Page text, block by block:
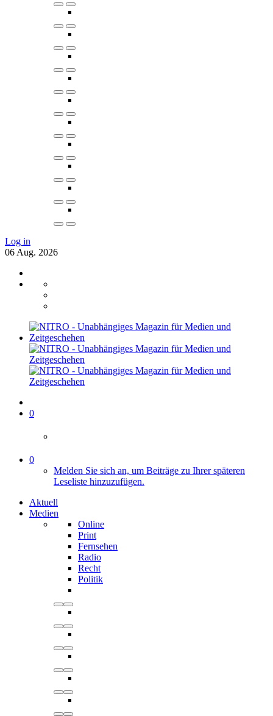
Log in
06 Aug. 2026
0
0
Melden Sie sich an, um Beiträge zu Ihrer späteren
Leseliste hinzuzufügen.
Aktuell
Medien
Online
Print
Fernsehen
Radio
Recht
Politik